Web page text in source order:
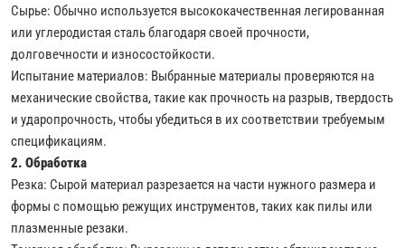
Сырье: Обычно используется высококачественная легированная
или углеродистая сталь благодаря своей прочности,
долговечности и износостойкости.
Испытание материалов: Выбранные материалы проверяются на
механические свойства, такие как прочность на разрыв, твердость
и ударопрочность, чтобы убедиться в их соответствии требуемым
спецификациям.
2. Обработка
Резка: Сырой материал разрезается на части нужного размера и
формы с помощью режущих инструментов, таких как пилы или
плазменные резаки.